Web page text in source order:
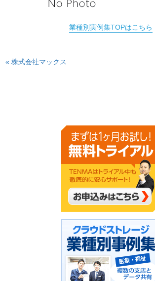
業種別実例集TOPはこちら
« 株式会社マックス